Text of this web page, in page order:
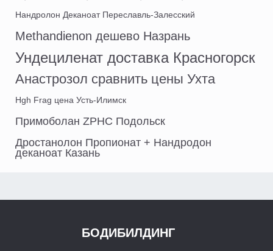
Нандролон Деканоат Переславль-Залесский
Methandienon дешево Назрань
Ундециленат доставка Красногорск
Анастрозол сравнить цены Ухта
Hgh Frag цена Усть-Илимск
Примоболан ZPHC Подольск
Дростанолон Пропионат + Нандродон
деканоат Казань
БОДИБИЛДИНГ